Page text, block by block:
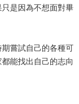
是因為不想面對畢
嘗試自己的各種可
能找出自己的志向